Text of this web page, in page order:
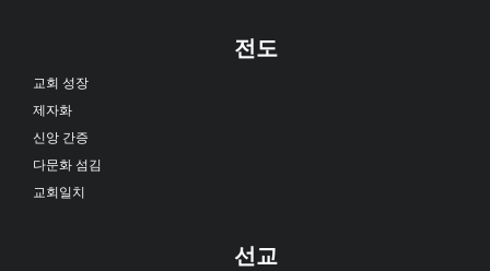
전도
교회 성장
제자화
신앙 간증
다문화 섬김
교회일치
선교